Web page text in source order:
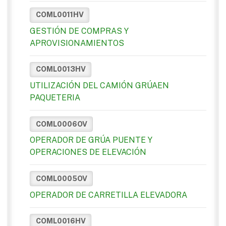
COML0011HV
GESTIÓN DE COMPRAS Y
APROVISIONAMIENTOS
COML0013HV
UTILIZACIÓN DEL CAMIÓN GRÚAEN
PAQUETERIA
COML0006OV
OPERADOR DE GRÚA PUENTE Y
OPERACIONES DE ELEVACIÓN
COML0005OV
OPERADOR DE CARRETILLA ELEVADORA
COML0016HV